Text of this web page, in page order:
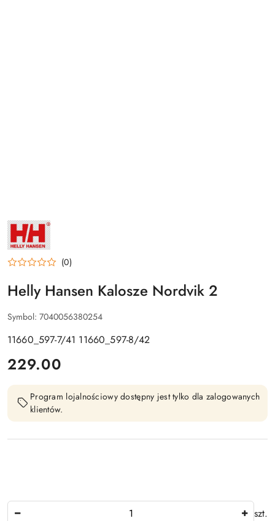
NAZWA
PRODUCENTA:
HELLY
HANSEN
(0)
Helly Hansen Kalosze Nordvik 2
Symbol: 7040056380254
11660_597-7/41 11660_597-8/42
cena:
229.00
Program lojalnościowy dostępny jest tylko dla zalogowanych
klientów.
szt.